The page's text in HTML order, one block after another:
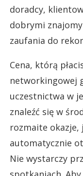
doradcy,
dobrymi
zaufania do
Cena, którą
networkingowej
uczestnictwa w
znaleźć się w
rozmaite okazje,
automatycznie
Nie wystarczy